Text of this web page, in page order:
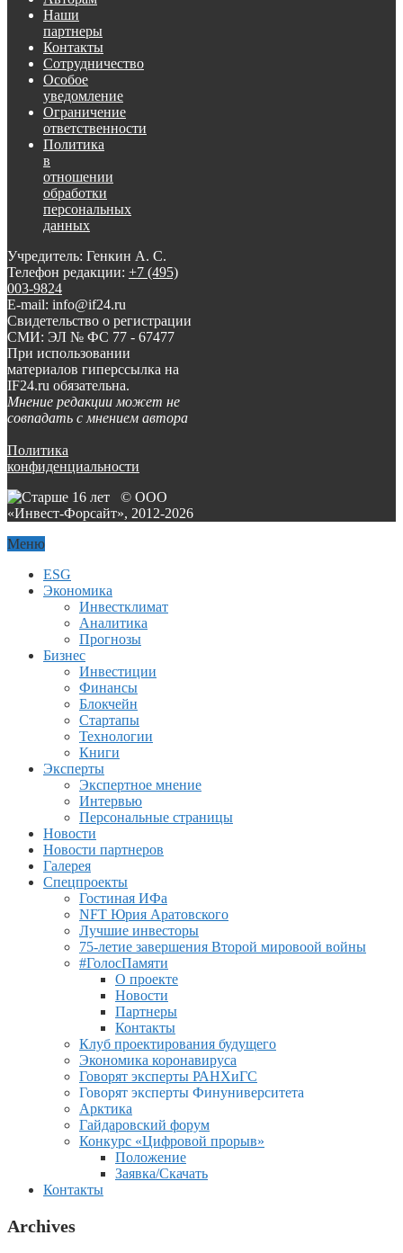
Наши
партнеры
Контакты
Сотрудничество
Особое
уведомление
Ограничение
ответственности
Политика
в
отношении
обработки
персональных
данных
Учредитель: Генкин А. С.
Телефон редакции: +7 (495)
003-9824
E-mail: info@if24.ru
Свидетельство о регистрации
СМИ: ЭЛ № ФС 77 - 67477
При использовании
материалов гиперссылка на
IF24.ru обязательна.
Мнение редакции может не
совпадать с мнением автора
Политика
конфиденциальности
© ООО
«Инвест-Форсайт», 2012-2026
Меню
ESG
Экономика
Инвестклимат
Аналитика
Прогнозы
Бизнес
Инвестиции
Финансы
Блокчейн
Стартапы
Технологии
Книги
Эксперты
Экспертное мнение
Интервью
Персональные страницы
Новости
Новости партнеров
Галерея
Спецпроекты
Гостиная ИФа
NFT Юрия Аратовского
Лучшие инвесторы
75-летие завершения Второй мировоой войны
#ГолосПамяти
О проекте
Новости
Партнеры
Контакты
Клуб проектирования будущего
Экономика коронавируса
Говорят эксперты РАНХиГС
Говорят эксперты Финуниверситета
Арктика
Гайдаровский форум
Конкурс «Цифровой прорыв»
Положение
Заявка/Скачать
Контакты
Archives